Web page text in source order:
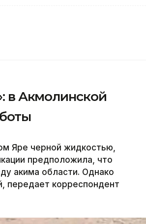
в Акмолинской
Яре черной жидкостью,
предположила, что
акима области. Однако
передает корреспондент